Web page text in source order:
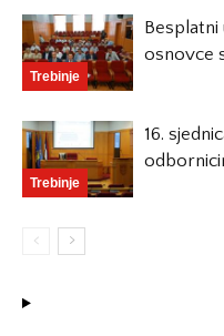
Trebinje
Besplatni
osnovce
Trebinje
16.